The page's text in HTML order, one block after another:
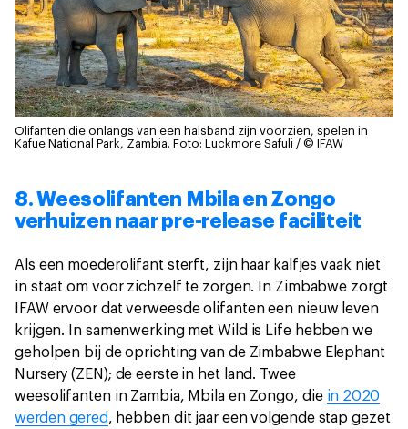
Olifanten die onlangs van een halsband zijn voorzien, spelen in
Kafue National Park, Zambia. Foto: Luckmore Safuli / © IFAW
8. Weesolifanten Mbila en Zongo
verhuizen naar pre-release faciliteit
Als een moederolifant sterft, zijn haar kalfjes vaak niet
in staat om voor zichzelf te zorgen. In Zimbabwe zorgt
IFAW ervoor dat verweesde olifanten een nieuw leven
krijgen. In samenwerking met Wild is Life hebben we
geholpen bij de oprichting van de Zimbabwe Elephant
Nursery (ZEN); de eerste in het land. Twee
weesolifanten in Zambia, Mbila en Zongo, die in 2020
werden gered, hebben dit jaar een volgende stap gezet